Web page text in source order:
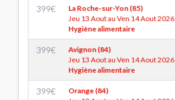
399€
La Roche-sur-Yon (85)
Jeu 13 Aout au Ven 14 Aout 2026
Hygiène alimentaire
399€
Avignon (84)
Jeu 13 Aout au Ven 14 Aout 2026
Hygiène alimentaire
399€
Orange (84)